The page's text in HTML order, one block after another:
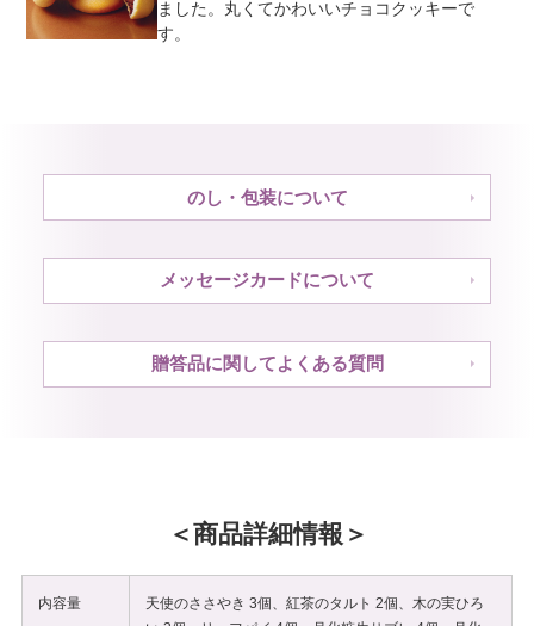
ました。丸くてかわいいチョコクッキーで
す。
のし・包装について
メッセージカードについて
贈答品に関してよくある質問
商品詳細情報
内容量
天使のささやき 3個、紅茶のタルト 2個、木の実ひろ